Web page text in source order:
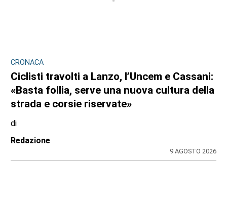
CRONACA
Ciclisti travolti a Lanzo, l’Uncem e Cassani:
«Basta follia, serve una nuova cultura della
strada e corsie riservate»
di
Redazione
9 AGOSTO 2026